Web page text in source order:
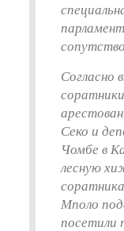
Согласно
Секо и
Чомбе в
лесную
Мполо
посетили